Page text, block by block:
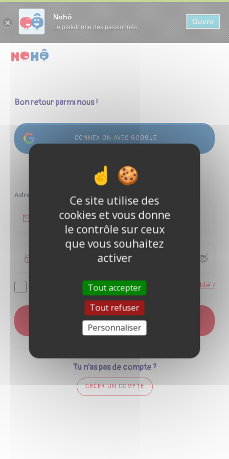
Nohô
La plateforme des passionnés
Ouvrir
Bon retour parmi nous !
CONNEXION AVEC GOOGLE
ou
Adresse e-mail
Se souvenir de moi Mot de passe oublié ?
CONNEXION
Tu n'as pas de compte ?
CRÉER UN COMPTE
Panneau de gestion des cookies
Ce site utilise des
cookies et vous donne
le contrôle sur ceux
que vous souhaitez
activer
Tout accepter
Tout refuser
Personnaliser